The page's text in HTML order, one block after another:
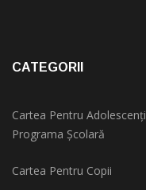
CATEGORII
Cartea Pentru Adolescenți
Programa Școlară
Cartea Pentru Copii